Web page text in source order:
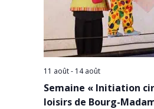
Semaine « Initiation
loisirs de Bourg-
11 août- 14 août